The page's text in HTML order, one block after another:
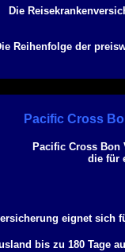
Die
Reihenfolge der
Pacific Cross
Pacific Cross Bon
die für
eignet sich
bis zu 180 Tage